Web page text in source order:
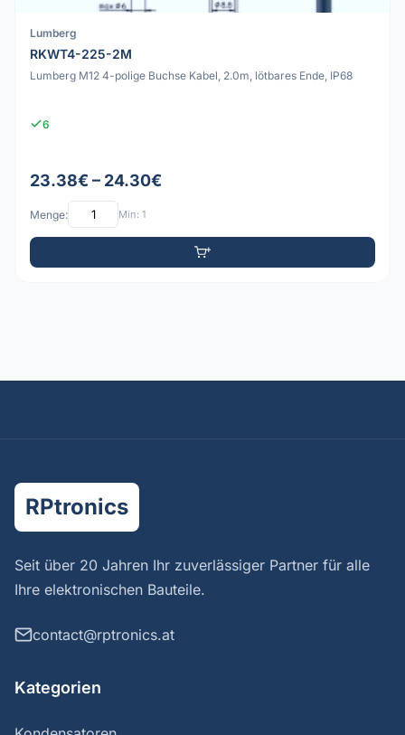
Lumberg
RKWT4-225-2M
Lumberg M12 4-polige Buchse Kabel, 2.0m, lötbares Ende, IP68
6
23.38€ – 24.30€
Menge: Min: 1
RPtronics
Seit über 20 Jahren Ihr zuverlässiger Partner für alle
Ihre elektronischen Bauteile.
contact@rptronics.at
Kategorien